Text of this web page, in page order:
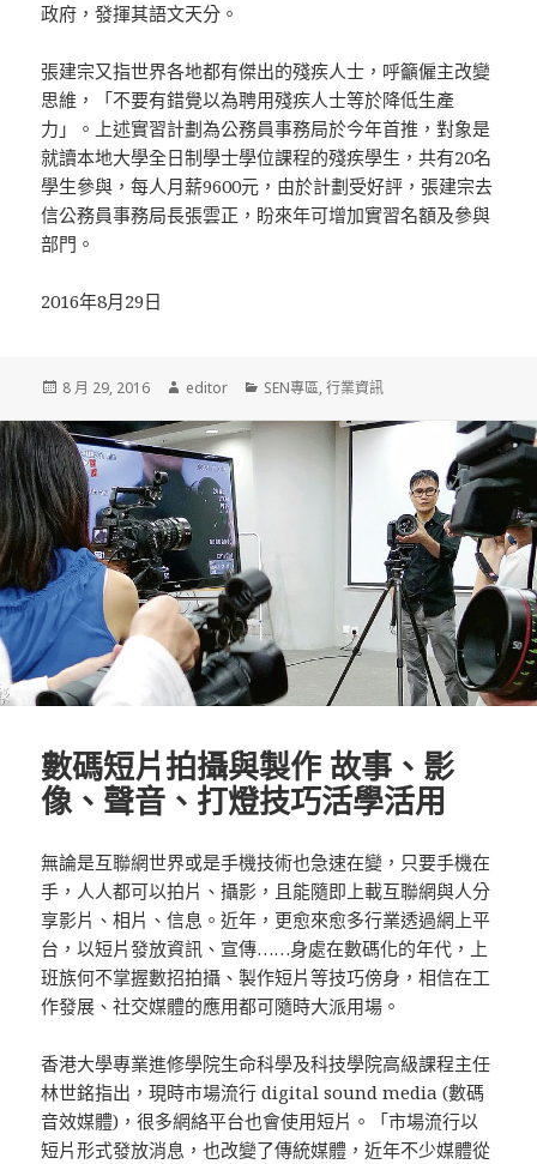
政府，發揮其語文天分。
張建宗又指世界各地都有傑出的殘疾人士，呼籲僱主改變
思維，「不要有錯覺以為聘用殘疾人士等於降低生產
力」。上述實習計劃為公務員事務局於今年首推，對象是
就讀本地大學全日制學士學位課程的殘疾學生，共有20名
學生參與，每人月薪9600元，由於計劃受好評，張建宗去
信公務員事務局長張雲正，盼來年可增加實習名額及參與
部門。
2016年8月29日
發
於
8 月 29, 2016
作
editor
分
SEN專區,行業資訊
數碼短片拍攝與製作 故事、影
像、聲音、打燈技巧活學活用
無論是互聯網世界或是手機技術也急速在變，只要手機在
手，人人都可以拍片、攝影，且能隨即上載互聯網與人分
享影片、相片、信息。近年，更愈來愈多行業透過網上平
台，以短片發放資訊、宣傳……身處在數碼化的年代，上
班族何不掌握數招拍攝、製作短片等技巧傍身，相信在工
作發展、社交媒體的應用都可隨時大派用場。
香港大學專業進修學院生命科學及科技學院高級課程主任
林世銘指出，現時市場流行 digital sound media (數碼
音效媒體)，很多網絡平台也會使用短片。「市場流行以
短片形式發放消息，也改變了傳統媒體，近年不少媒體從